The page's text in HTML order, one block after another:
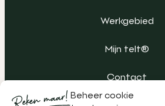
Beheer cookie
Werkgebied
Mijn telt®
Contact